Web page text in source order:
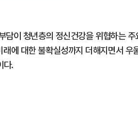
담이 청년층의 정신건강을 위협하는 주
에 대한 불확실성까지 더해지면서 우
다.